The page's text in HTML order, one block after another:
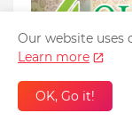
Our website uses
Learn more
OK, Go it!